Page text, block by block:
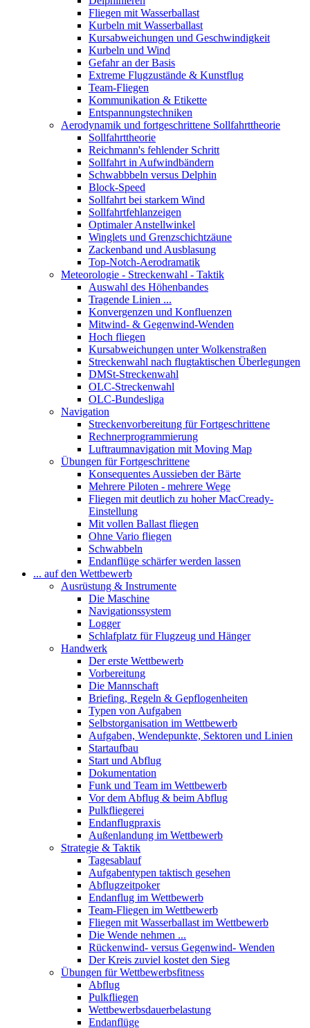
Fliegen mit Wasserballast
Kurbeln mit Wasserballast
Kursabweichungen und Geschwindigkeit
Kurbeln und Wind
Gefahr an der Basis
Extreme Flugzustände & Kunstflug
Team-Fliegen
Kommunikation & Etikette
Entspannungstechniken
Aerodynamik und fortgeschrittene Sollfahrttheorie
Sollfahrttheorie
Reichmann's fehlender Schritt
Sollfahrt in Aufwindbändern
Schwabbbeln versus Delphin
Block-Speed
Sollfahrt bei starkem Wind
Sollfahrtfehlanzeigen
Optimaler Anstellwinkel
Winglets und Grenzschichtzäune
Zackenband und Ausblasung
Top-Notch-Aerodramatik
Meteorologie - Streckenwahl - Taktik
Auswahl des Höhenbandes
Tragende Linien ...
Konvergenzen und Konfluenzen
Mitwind- & Gegenwind-Wenden
Hoch fliegen
Kursabweichungen unter Wolkenstraßen
Streckenwahl nach flugtaktischen Überlegungen
DMSt-Streckenwahl
OLC-Streckenwahl
OLC-Bundesliga
Navigation
Streckenvorbereitung für Fortgeschrittene
Rechnerprogrammierung
Luftraumnavigation mit Moving Map
Übungen für Fortgeschrittene
Konsequentes Aussieben der Bärte
Mehrere Piloten - mehrere Wege
Fliegen mit deutlich zu hoher MacCready-
Einstellung
Mit vollen Ballast fliegen
Ohne Vario fliegen
Schwabbeln
Endanflüge schärfer werden lassen
... auf den Wettbewerb
Ausrüstung & Instrumente
Die Maschine
Navigationssystem
Logger
Schlafplatz für Flugzeug und Hänger
Handwerk
Der erste Wettbewerb
Vorbereitung
Die Mannschaft
Briefing, Regeln & Gepflogenheiten
Typen von Aufgaben
Selbstorganisation im Wettbewerb
Aufgaben, Wendepunkte, Sektoren und Linien
Startaufbau
Start und Abflug
Dokumentation
Funk und Team im Wettbewerb
Vor dem Abflug & beim Abflug
Pulkfliegerei
Endanflugpraxis
Außenlandung im Wettbewerb
Strategie & Taktik
Tagesablauf
Aufgabentypen taktisch gesehen
Abflugzeitpoker
Endanflug im Wettbewerb
Team-Fliegen im Wettbewerb
Fliegen mit Wasserballast im Wettbewerb
Die Wende nehmen ...
Rückenwind- versus Gegenwind- Wenden
Der Kreis zuviel kostet den Sieg
Übungen für Wettbewerbsfitness
Abflug
Pulkfliegen
Wettbewerbsdauerbelastung
Endanflüge